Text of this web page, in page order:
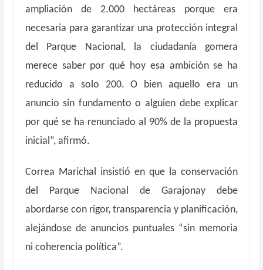
ampliación de 2.000 hectáreas porque era
necesaria para garantizar una protección integral
del Parque Nacional, la ciudadanía gomera
merece saber por qué hoy esa ambición se ha
reducido a solo 200. O bien aquello era un
anuncio sin fundamento o alguien debe explicar
por qué se ha renunciado al 90% de la propuesta
inicial”, afirmó.
Correa Marichal insistió en que la conservación
del Parque Nacional de Garajonay debe
abordarse con rigor, transparencia y planificación,
alejándose de anuncios puntuales “sin memoria
ni coherencia política”.